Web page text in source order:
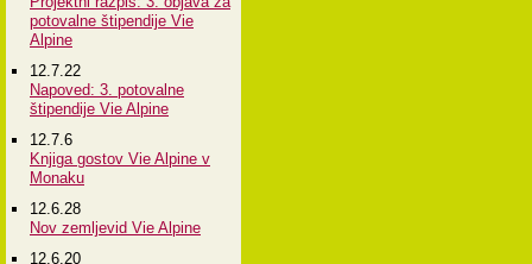
potovalne štipendije Vie
Alpine
12.7.22
Napoved: 3. potovalne
štipendije Vie Alpine
12.7.6
Knjiga gostov Vie Alpine v
Monaku
12.6.28
Nov zemljevid Vie Alpine
12.6.20